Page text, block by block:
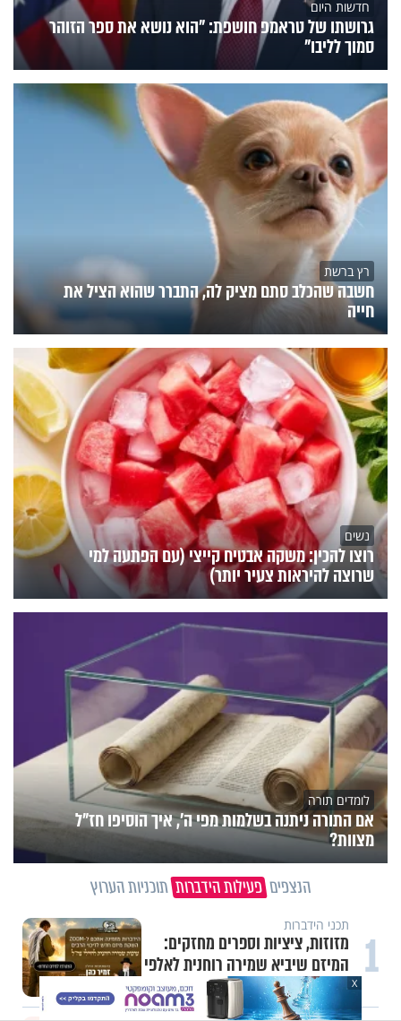
חדשות היום
גרושתו של טראמפ חושפת: "הוא נושא את ספר הזוהר
סמוך לליבו"
רץ ברשת
חשבה שהכלב סתם מציק לה, התברר שהוא הציל את
חייה
נשים
רוצו להכין: משקה אבטיח קייצי (עם הפתעה למי
שרוצה להיראות צעיר יותר)
לומדים תורה
אם התורה ניתנה בשלמות מפי ה', איך הוסיפו חז"ל
מצוות?
הנצפים פעילות הידברות תוכניות הערוץ
1 תכני הידברות
מזוזות, ציציות וספרים מחזקים:
המיזם שיביא שמירה רוחנית לאלפי
חיילי צה"ל X